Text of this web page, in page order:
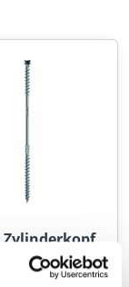
Zylinderkopf